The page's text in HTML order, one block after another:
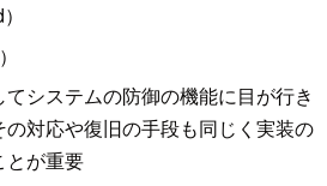
システムの防御の機能に目が行き
対応や復旧の手段も同じく実装の
とが重要